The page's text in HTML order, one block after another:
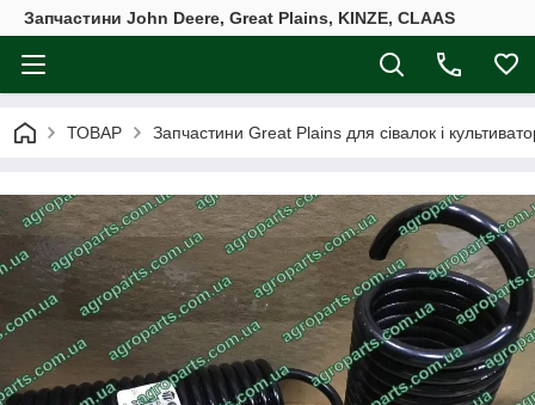
Запчастини John Deere, Great Plains, KINZE, CLAAS
ТОВАР Запчастини Great Plains для сівалок і